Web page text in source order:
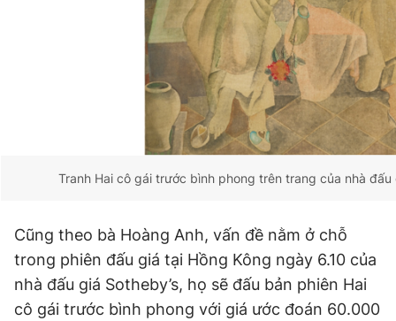
Tranh Hai cô gái trước bình phong trên trang của nhà đấu
Cũng theo bà Hoàng Anh, vấn đề nằm ở chỗ
trong phiên đấu giá tại Hồng Kông ngày 6.10 của
nhà đấu giá Sotheby’s, họ sẽ đấu bản phiên Hai
cô gái trước bình phong với giá ước đoán 60.000